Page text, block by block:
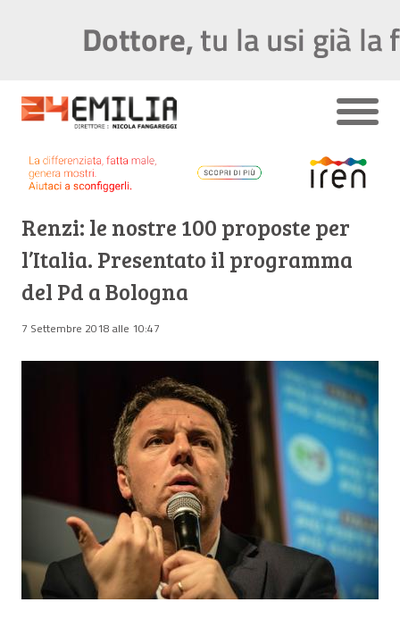
Renzi: le nostre 100 proposte per
l’Italia. Presentato il programma
del Pd a Bologna
7 Settembre 2018 alle 10:47